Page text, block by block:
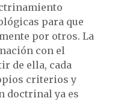
para que
por otros. La
con el
de ella, cada
criterios y
doctrinal ya es